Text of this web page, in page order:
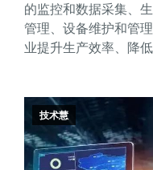
的监控和数据采集、
管理、设备维护和管
业提升生产效率、降
技术慧